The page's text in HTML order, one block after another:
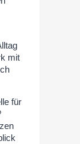
mit
für